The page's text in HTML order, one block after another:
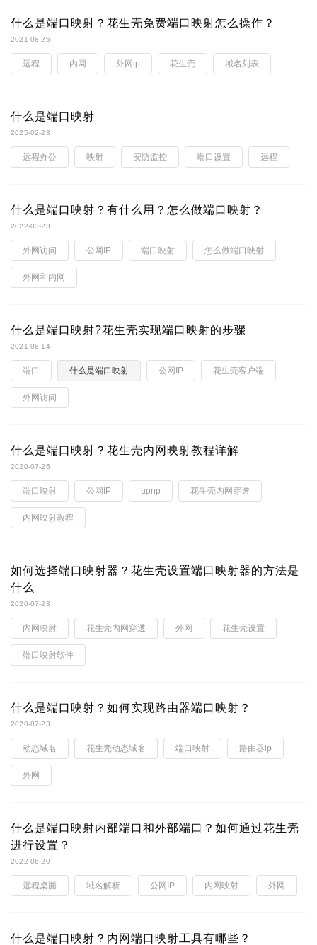
什么是端口映射？花生壳免费端口映射怎么操作？
2021-08-25
远程 内网 外网ip 花生壳 域名列表
什么是端口映射
2025-02-23
远程办公 映射 安防监控 端口设置 远程
什么是端口映射？有什么用？怎么做端口映射？
2022-03-23
外网访问 公网IP 端口映射 怎么做端口映射
外网和内网
什么是端口映射?花生壳实现端口映射的步骤
2021-08-14
端口 什么是端口映射 公网IP 花生壳客户端
外网访问
什么是端口映射？花生壳内网映射教程详解
2020-07-26
端口映射 公网IP upnp 花生壳内网穿透
内网映射教程
如何选择端口映射器？花生壳设置端口映射器的方法是
什么
2020-07-23
内网映射 花生壳内网穿透 外网 花生壳设置
端口映射软件
什么是端口映射？如何实现路由器端口映射？
2020-07-23
动态域名 花生壳动态域名 端口映射 路由器ip
外网
什么是端口映射内部端口和外部端口？如何通过花生壳
进行设置？
2022-06-20
远程桌面 域名解析 公网IP 内网映射 外网
什么是端口映射？内网端口映射工具有哪些？